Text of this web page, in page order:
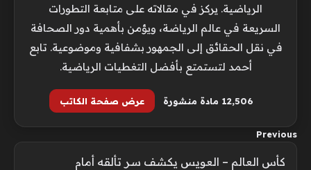
الرياضية. يركز في مقالاته على متابعة التطورات
السريعة في عالم الرياضة، ويؤمن بأهمية دور الصحافة
في نقل الحقائق إلى الجمهور بشفافية وموضوعية. تابع
أحمد لتستمتع بأفضل التغطيات الرياضية.
12٬506 مادة منشورة عرض صفحة الكاتب
Previous
كأس العالم – العويس يكشف سر تألقه أمام